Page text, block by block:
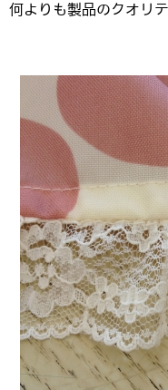
何よりも製品のクオリテ